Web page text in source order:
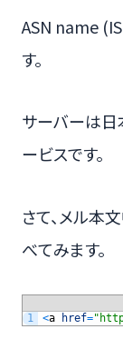
ASN name
す。
サーバーは日
ービスです。
さて、メル本
べてみます。
1 <a href=